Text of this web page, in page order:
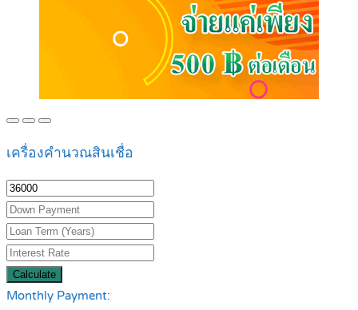
เครื่องคำนวณสินเชื่อ
Calculate
Monthly Payment: